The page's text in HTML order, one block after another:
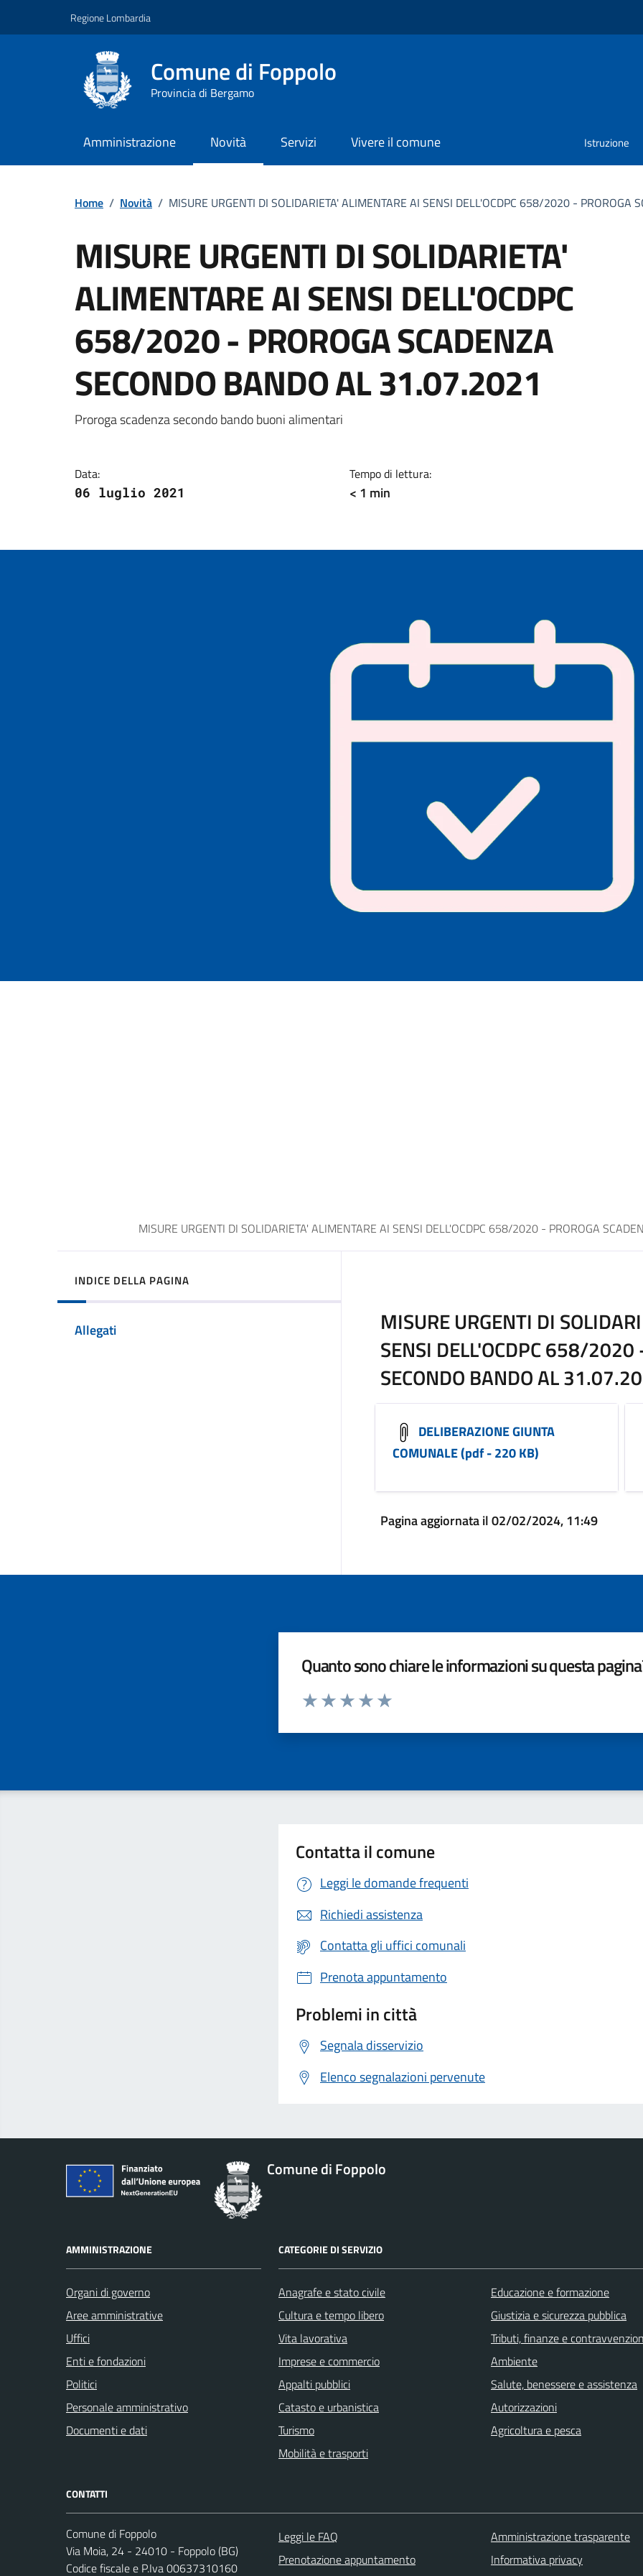
Regione Lombardia
Comune di Foppolo
Provincia di Bergamo
Amministrazione Novità Servizi Vivere il comune Istruzione
Home / Novità / MISURE URGENTI DI SOLIDARIETA' ALIMENTARE AI SENSI DELL'OCDPC 658/2020 - PROROGA
MISURE URGENTI DI SOLIDARIETA'
ALIMENTARE AI SENSI DELL'OCDPC
658/2020 - PROROGA SCADENZA
SECONDO BANDO AL 31.07.2021
Dettagli della notizia
Proroga scadenza secondo bando buoni alimentari
Data:
06 luglio 2021
Tempo di lettura:
< 1 min
MISURE URGENTI DI SOLIDARIETA' ALIMENTARE AI SENSI DELL'OCDPC 658/2020 - PROROGA
INDICE DELLA PAGINA
Allegati
MISURE URGENTI DI
SENSI DELL'OCDPC 658/2020
SECONDO BANDO AL
DELIBERAZIONE GIUNTA
COMUNALE (pdf - 220 KB)
Pagina aggiornata il 02/02/2024, 11:49
Quanto sono chiare le informazioni su questa
Valuta da 1 a 5 stelle la pagina
Contatta il comune
Leggi le domande frequenti
Richiedi assistenza
Contatta gli uffici comunali
Prenota appuntamento
Problemi in città
Segnala disservizio
Elenco segnalazioni pervenute
Comune di Foppolo
AMMINISTRAZIONE
Organi di governo
Aree amministrative
Uffici
Enti e fondazioni
Politici
Personale amministrativo
Documenti e dati
CATEGORIE DI SERVIZIO
Anagrafe e stato civile
Cultura e tempo libero
Vita lavorativa
Imprese e commercio
Appalti pubblici
Catasto e urbanistica
Turismo
Mobilità e trasporti
Educazione e formazione
Giustizia e sicurezza pubblica
Tributi, finanze e
Ambiente
Salute, benessere e assistenza
Autorizzazioni
Agricoltura e pesca
CONTATTI
Comune di Foppolo
Via Moia, 24 - 24010 - Foppolo (BG)
Codice fiscale e P.Iva 00637310160
Leggi le FAQ
Prenotazione appuntamento
Amministrazione trasparente
Informativa privacy